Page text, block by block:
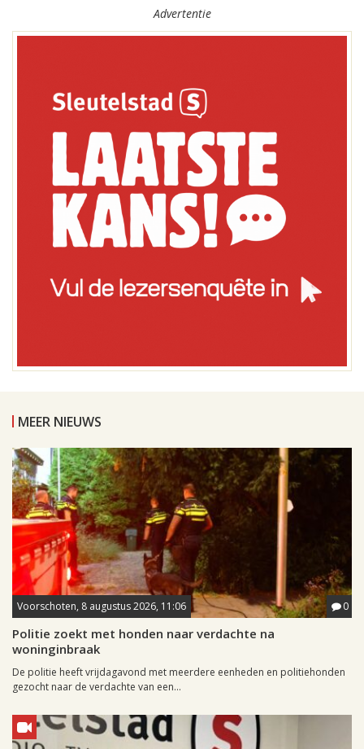
Advertentie
MEER NIEUWS
Voorschoten, 8 augustus 2026, 11:06 0
Politie zoekt met honden naar verdachte na
woninginbraak
De politie heeft vrijdagavond met meerdere eenheden en politiehonden
gezocht naar de verdachte van een...